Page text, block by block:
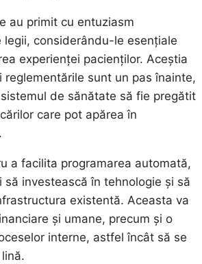
au primit cu entuziasm
legii, considerându-le esențiale
experienței pacienților. Aceștia
reglementările sunt un pas înainte,
de sănătate să fie pregătit
care pot apărea în
a facilita programarea automată,
să investească în tehnologie și să
existentă. Aceasta va
și umane, precum și o
interne, astfel încât să se